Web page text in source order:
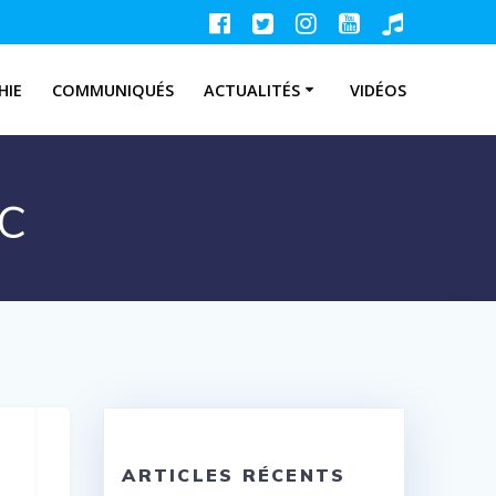
COMMUNIQUÉS ACTUALITÉS VIDÉOS
ARTICLES RÉCENTS